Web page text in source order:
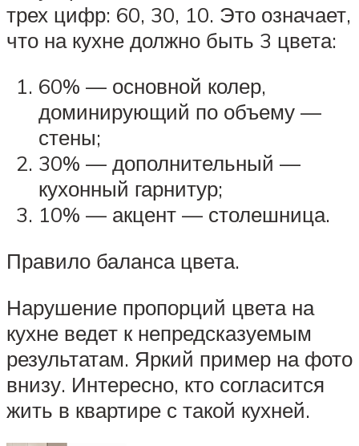
трех цифр: 60, 30, 10. Это означает,
что на кухне должно быть 3 цвета:
60% — основной колер,
доминирующий по объему —
стены;
30% — дополнительный —
кухонный гарнитур;
10% — акцент — столешница.
Правило баланса цвета.
Нарушение пропорций цвета на
кухне ведет к непредсказуемым
результатам. Яркий пример на фото
внизу. Интересно, кто согласится
жить в квартире с такой кухней.